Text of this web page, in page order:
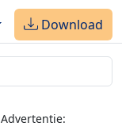
Download
Advertentie: